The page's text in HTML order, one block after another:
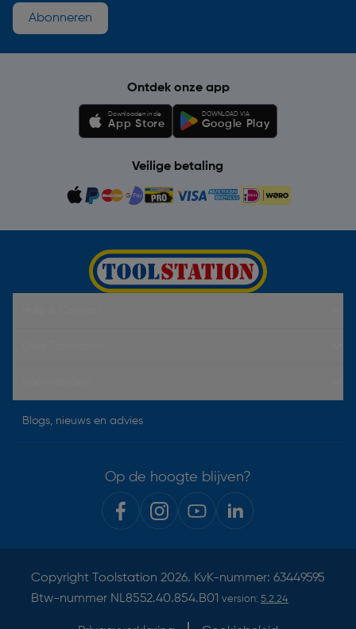
Abonneren
Ontdek onze app
Downloaden in de
App Store
DOWNLOAD VIA
Google Play
Veilige betaling
Blogs, nieuws en advies
Op de hoogte blijven?
Copyright Toolstation 2026. KvK-nummer: 63449595
Btw-nummer NL8552.40.854.B01 version: 5.2.24